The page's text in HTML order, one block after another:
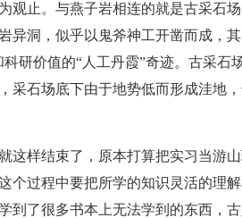
观止。与燕子岩相连的就是古采石
异洞，似乎以鬼斧神工开凿而成，
研价值的“人工丹霞”奇迹。古采石
采石场底下由于地势低而形成洼地
这样结束了，原本打算把实习当游
个过程中要把所学的知识灵活的理
到了很多书本上无法学到的东西，